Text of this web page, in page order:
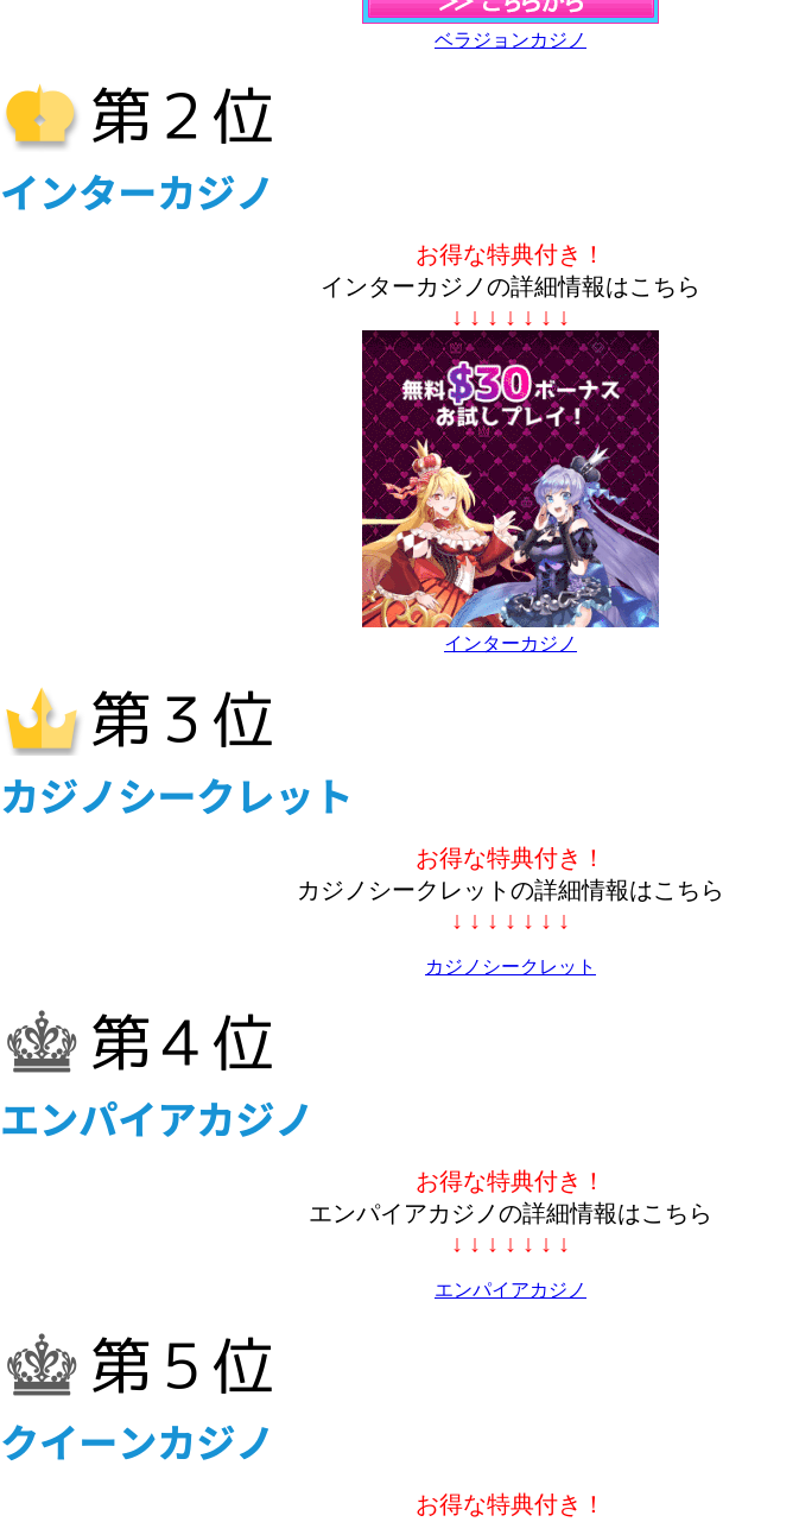
ベラジョンカジノ
お得な特典付き！
インターカジノの詳細情報はこちら
↓ ↓ ↓ ↓ ↓ ↓ ↓
インターカジノ
お得な特典付き！
カジノシークレットの詳細情報はこちら
↓ ↓ ↓ ↓ ↓ ↓ ↓
カジノシークレット
お得な特典付き！
エンパイアカジノの詳細情報はこちら
↓ ↓ ↓ ↓ ↓ ↓ ↓
エンパイアカジノ
お得な特典付き！